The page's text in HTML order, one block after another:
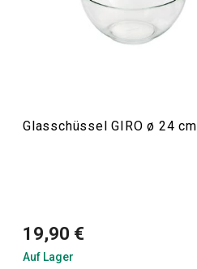
Glasschüssel GIRO ø 24 cm
19,90 €
Auf Lager